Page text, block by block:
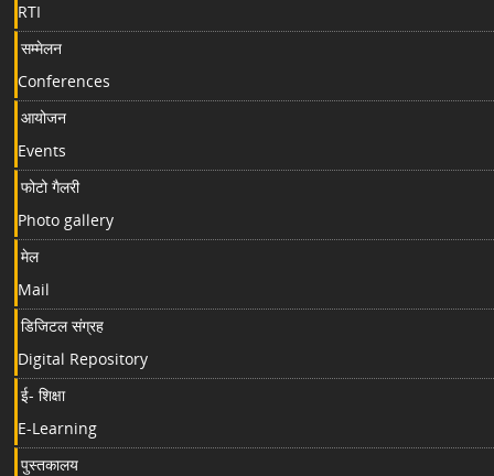
RTI
सम्मेलन
Conferences
आयोजन
Events
फोटो गैलरी
Photo gallery
मेल
Mail
डिजिटल संग्रह
Digital Repository
ई- शिक्षा
E-Learning
पुस्तकालय